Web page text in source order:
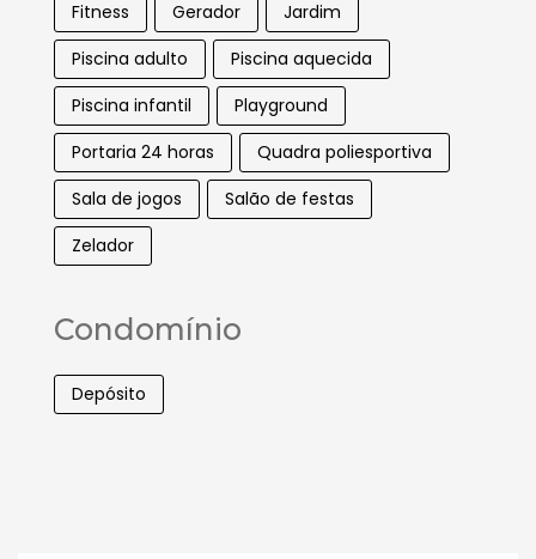
Fitness
Gerador
Jardim
Piscina adulto
Piscina aquecida
Piscina infantil
Playground
Portaria 24 horas
Quadra poliesportiva
Sala de jogos
Salão de festas
Zelador
Condomínio
Depósito